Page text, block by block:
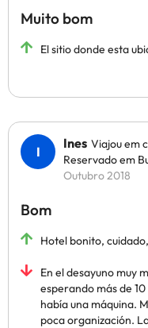
Muito bom
El sitio donde esta
Ines Viajou em
Reservado em
Outubro 2018
Bom
Hotel bonito,
En el desayuno muy
esperando más de
había una máquina.
poca organización.